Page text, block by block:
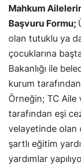
Mahkum
Başvuru Formu;
olan tutuklu ya
çocuklarına
Bakanlığı ile
kurum
Örneğin; TC Aile
tarafından eşi
velayetinde olan
şartlı eğitim
yardımlar